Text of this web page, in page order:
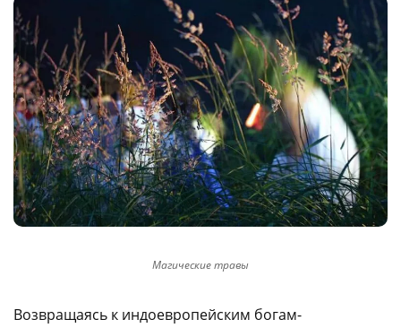
Магические травы
Возвращаясь к индоевропейским богам-